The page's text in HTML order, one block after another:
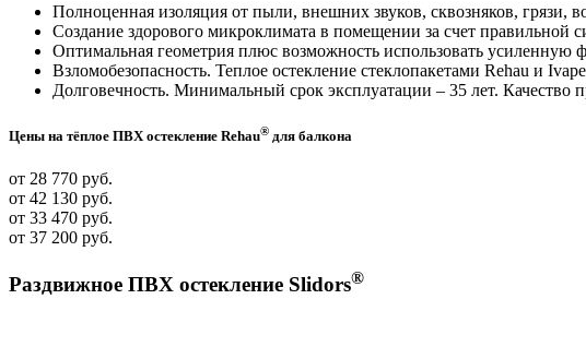
Полноценная изоляция от пыли, внешних звуков, сквозняков,
Создание здорового микроклимата в помещении за счет правильной
Оптимальная геометрия плюс возможность использовать усиленную
Взломобезопасность. Теплое остекление стеклопакетами Rehau и
Долговечность. Минимальный срок эксплуатации – 35 лет.
Цены на тёплое ПВХ остекление Rehau® для балкона
от 28 770 руб.
от 42 130 руб.
от 33 470 руб.
от 37 200 руб.
Раздвижное ПВХ остекление Slidors®